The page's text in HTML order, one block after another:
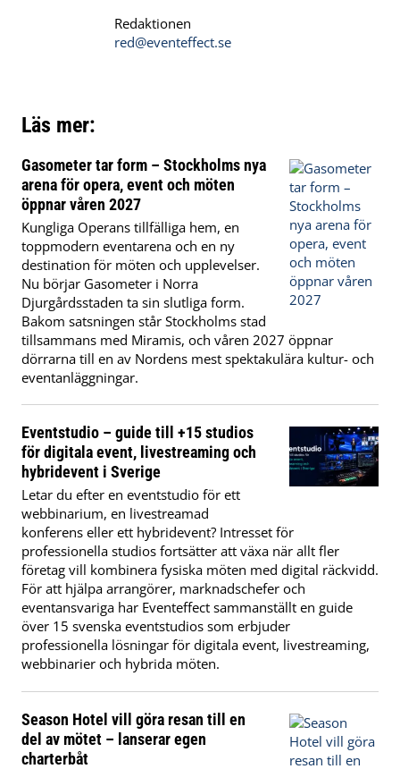
Redaktionen
red@eventeffect.se
Läs mer:
Gasometer tar form – Stockholms nya
arena för opera, event och möten
öppnar våren 2027
Kungliga Operans tillfälliga hem, en
toppmodern eventarena och en ny
destination för möten och upplevelser.
Nu börjar Gasometer i Norra
Djurgårdsstaden ta sin slutliga form.
Bakom satsningen står Stockholms stad
tillsammans med Miramis, och våren 2027 öppnar
dörrarna till en av Nordens mest spektakulära kultur- och
eventanläggningar.
Eventstudio – guide till +15 studios
för digitala event, livestreaming och
hybridevent i Sverige
Letar du efter en eventstudio för ett
webbinarium, en livestreamad
konferens eller ett hybridevent? Intresset för
professionella studios fortsätter att växa när allt fler
företag vill kombinera fysiska möten med digital räckvidd.
För att hjälpa arrangörer, marknadschefer och
eventansvariga har Eventeffect sammanställt en guide
över 15 svenska eventstudios som erbjuder
professionella lösningar för digitala event, livestreaming,
webbinarier och hybrida möten.
Season Hotel vill göra resan till en
del av mötet – lanserar egen
charterbåt